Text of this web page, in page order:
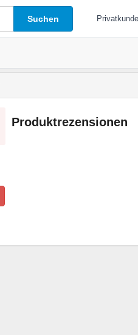
Suchen Privatkunde
Produktrezensionen